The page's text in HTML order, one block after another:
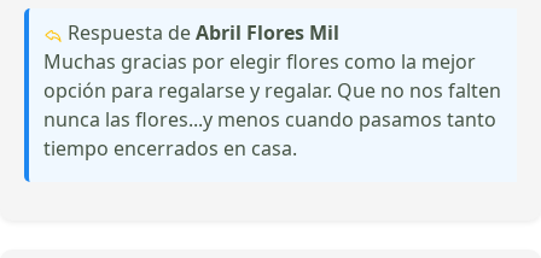
Respuesta deAbril Flores Mil
Muchas gracias por elegir flores como la mejor
opción para regalarse y regalar. Que no nos falten
nunca las flores...y menos cuando pasamos tanto
tiempo encerrados en casa.